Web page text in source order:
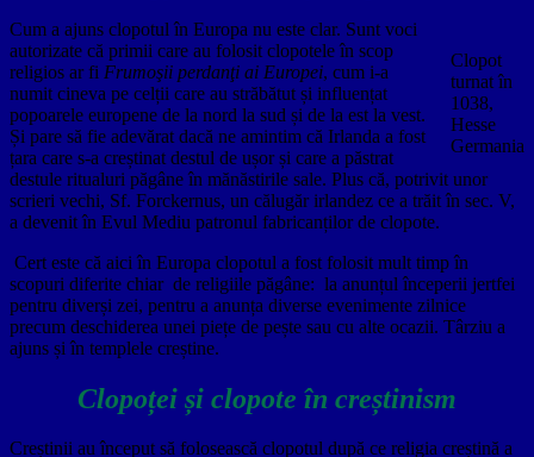
Clopot
turnat în
1038,
Hesse
Germania
Cum a ajuns clopotul în Europa nu este clar. Sunt voci
autorizate că primii care au folosit clopotele în scop
religios ar fi Frumoşii perdanţi ai Europei, cum i-a
numit cineva pe celții care au străbătut și influențat
popoarele europene de la nord la sud și de la est la vest.
Și pare să fie adevărat dacă ne amintim că Irlanda a fost
țara care s-a creștinat destul de ușor și care a păstrat
destule ritualuri păgâne în mănăstirile sale. Plus că, potrivit unor
scrieri vechi, Sf. Forckernus, un călugăr irlandez ce a trăit în sec. V,
a devenit în Evul Mediu patronul fabricanților de clopote.
Cert este că aici în Europa clopotul a fost folosit mult timp în
scopuri diferite chiar de religiile păgâne: la anunțul începerii jertfei
pentru diverși zei, pentru a anunța diverse evenimente zilnice
precum deschiderea unei piețe de pește sau cu alte ocazii. Târziu a
ajuns și în templele creștine.
Clopoței și clopote în creștinism
Creștinii au început să folosească clopotul după ce religia creștină a